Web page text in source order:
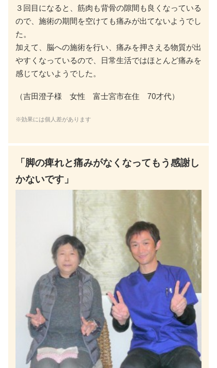
３回目になると、筋肉も背骨の隙間も良くなっている
ので、施術の期間を空けても痛みが出てないようでし
た。
加えて、脳への施術を行い、痛みを押さえる物質が出
やすくなっているので、日常生活ではほとんど痛みを
感じてないようでした。
（吉田澄子様 女性 富士宮市在住 70才代）
※効果には個人差があります
「脚の痺れと痛みがなくなってもう感謝し
かないです」